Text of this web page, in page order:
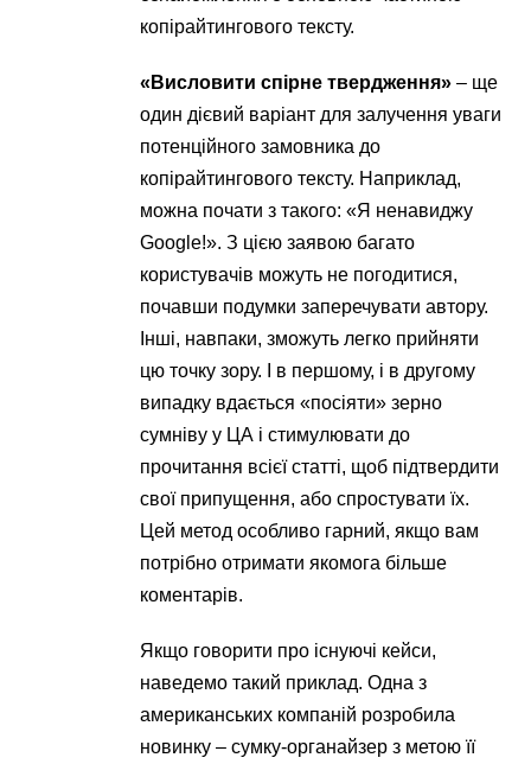
копірайтингового тексту.
«Висловити спірне твердження» – ще
один дієвий варіант для залучення уваги
потенційного замовника до
копірайтингового тексту. Наприклад,
можна почати з такого: «Я ненавиджу
Google!». З цією заявою багато
користувачів можуть не погодитися,
почавши подумки заперечувати автору.
Інші, навпаки, зможуть легко прийняти
цю точку зору. І в першому, і в другому
випадку вдається «посіяти» зерно
сумніву у ЦА і стимулювати до
прочитання всієї статті, щоб підтвердити
свої припущення, або спростувати їх.
Цей метод особливо гарний, якщо вам
потрібно отримати якомога більше
коментарів.
Якщо говорити про існуючі кейси,
наведемо такий приклад. Одна з
американських компаній розробила
новинку – сумку-органайзер з метою її